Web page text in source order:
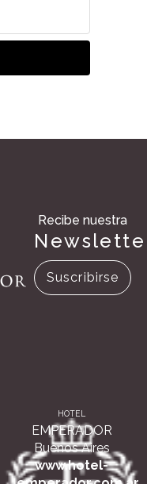
Recibe nuestra
Suscribirse
HOTEL
EMPERADOR
Buenos Aires
www.hotel-